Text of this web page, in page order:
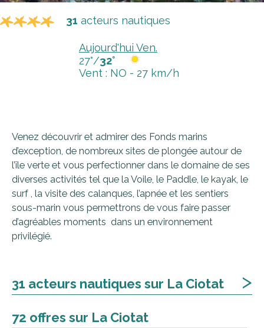
31 acteurs nautiques
Aujourd'hui Ven.
27°/32°
Vent : NO - 27 km/h
Venez découvrir et admirer des Fonds marins
d’exception, de nombreux sites de plongée autour de
l’île verte et vous perfectionner dans le domaine de ses
diverses activités tel que la Voile, le Paddle, le kayak, le
surf , la visite des calanques, l’apnée et les sentiers
sous-marin vous permettrons de vous faire passer
d’agréables moments dans un environnement
privilégié.
>
31 acteurs nautiques sur La Ciotat
72 offres sur La Ciotat